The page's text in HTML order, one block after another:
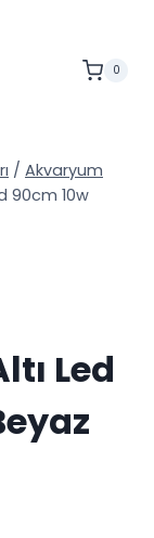
0
/ Akvaryum
90cm 10w
Led